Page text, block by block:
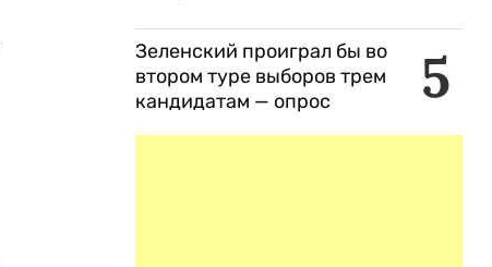
5
Зеленский проиграл бы во
втором туре выборов трем
кандидатам — опрос